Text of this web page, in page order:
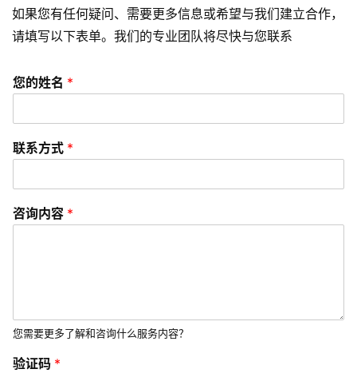
资
讯
分
问
联
如果您有任何疑问、需要更多信息或希望与我们建立合作，
请填写以下表单。我们的专业团队将尽快与您联系
您的姓名 *
联系方式 *
咨询内容 *
您需要更多了解和咨询什么服务内容？
验证码 *